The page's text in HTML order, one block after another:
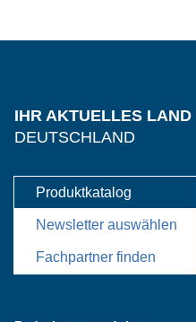
IHR AKTUELLES LAND
DEUTSCHLAND
Produktkatalog
Newsletter auswählen
Fachpartner finden